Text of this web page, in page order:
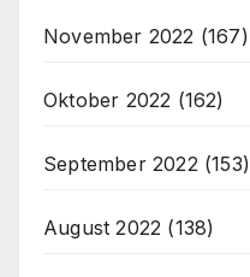
November 2022 (167)
Oktober 2022 (162)
September 2022 (153)
August 2022 (138)